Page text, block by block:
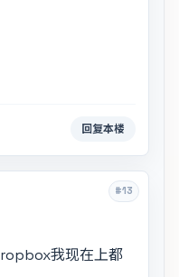
回复本楼
#13
我现在上都